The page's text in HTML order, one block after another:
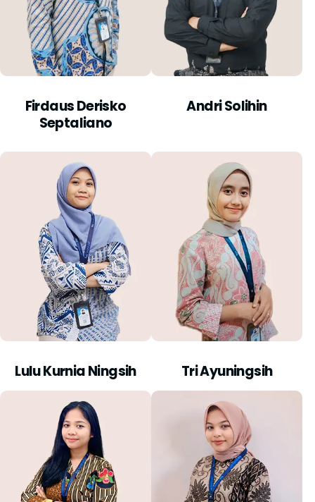
Firdaus Derisko
Septaliano
Andri Solihin
Lulu Kurnia Ningsih Tri Ayuningsih